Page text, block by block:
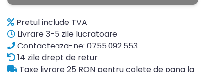
Pretul include TVA
Livrare 3-5 zile lucratoare
Contacteaza-ne: 0755.092.553
14 zile drept de retur
Taxe livrare 25 RON pentru colete de pana la